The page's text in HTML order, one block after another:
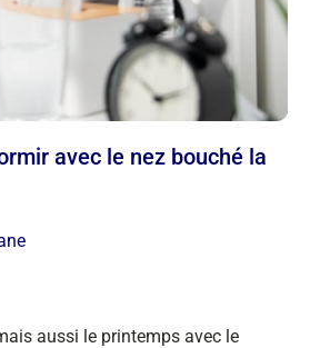
aussi le printemps avec le